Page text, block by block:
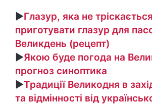
►Глазур, яка не
приготувати глазур для
Великдень (рецепт)
►Якою буде погода на
прогноз синоптика
►Традиції Великодня в
та відмінності від